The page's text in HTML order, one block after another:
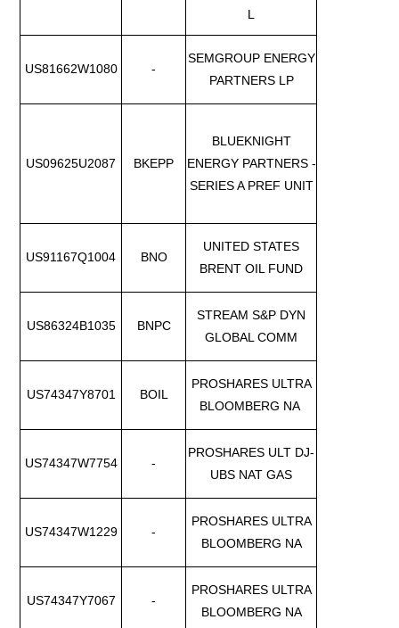
L
US81662W1080 -
SEMGROUP ENERGY
PARTNERS LP
US09625U2087 BKEPP
BLUEKNIGHT
ENERGY PARTNERS -
SERIES A PREF UNIT
US91167Q1004 BNO
UNITED STATES
BRENT OIL FUND
US86324B1035 BNPC
STREAM S&P DYN
GLOBAL COMM
US74347Y8701 BOIL
PROSHARES ULTRA
BLOOMBERG NA
US74347W7754 -
PROSHARES ULT DJ-
UBS NAT GAS
US74347W1229 -
PROSHARES ULTRA
BLOOMBERG NA
US74347Y7067 -
PROSHARES ULTRA
BLOOMBERG NA